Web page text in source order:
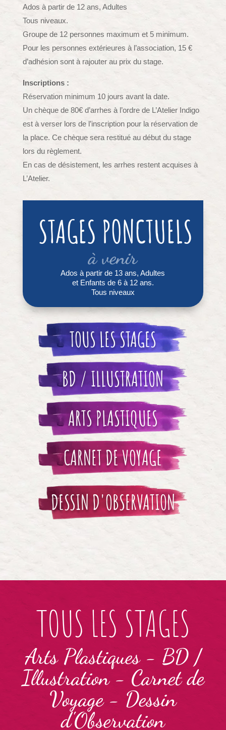
Ados à partir de 12 ans, Adultes
Tous niveaux.
Groupe de 12 personnes maximum et 5 minimum.
Pour les personnes extérieures à l’association, 15 €
d’adhésion sont à rajouter au prix du stage.
Inscriptions :
Réservation minimum 10 jours avant la date.
Un chèque de 80€ d’arrhes à l’ordre de L’Atelier Indigo
est à verser lors de l’inscription pour la réservation de
la place. Ce chèque sera restitué au début du stage
lors du règlement.
En cas de désistement, les arrhes restent acquises à
L’Atelier.
STAGES PONCTUELS
à venir
Ados à partir de 13 ans, Adultes
et Enfants de 6 à 12 ans.
Tous niveaux
TOUS LES STAGES
BD / ILLUSTRATION
ARTS PLASTIQUES
CARNET DE VOYAGE
DESSIN D'OBSERVATION
TOUS LES STAGES
Arts Plastiques- BD /
Illustration- Carnet de
Voyage- Dessin
d'Observation